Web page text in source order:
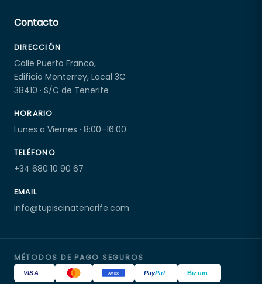
Contacto
DIRECCIÓN
Calle Puerto Franco,
Edificio Monterrey, Local 3C
38410 · S/C de Tenerife
HORARIO
Lunes a Viernes · 8:00–16:00
TELÉFONO
+34 680 10 90 67
EMAIL
info@tupiscinatenerife.com
MÉTODOS DE PAGO SEGUROS
VISA AMEX PayPal Bizum